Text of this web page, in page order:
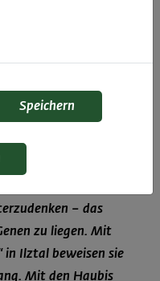
– das
zu liegen. Mit
in Ilztal beweisen sie
Mit den Haubis
Speichern